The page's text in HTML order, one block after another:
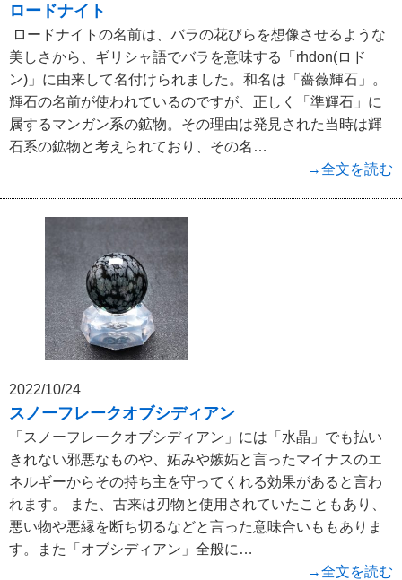
ロードナイト
ロードナイトの名前は、バラの花びらを想像させるような
美しさから、ギリシャ語でバラを意味する「rhdon(ロド
ン)」に由来して名付けられました。和名は「薔薇輝石」。
輝石の名前が使われているのですが、正しく「準輝石」に
属するマンガン系の鉱物。その理由は発見された当時は輝
石系の鉱物と考えられており、その名…
→全文を読む
2022/10/24
スノーフレークオブシディアン
「スノーフレークオブシディアン」には「水晶」でも払い
きれない邪悪なものや、妬みや嫉妬と言ったマイナスのエ
ネルギーからその持ち主を守ってくれる効果があると言わ
れます。 また、古来は刃物と使用されていたこともあり、
悪い物や悪縁を断ち切るなどと言った意味合いももありま
す。また「オブシディアン」全般に…
→全文を読む